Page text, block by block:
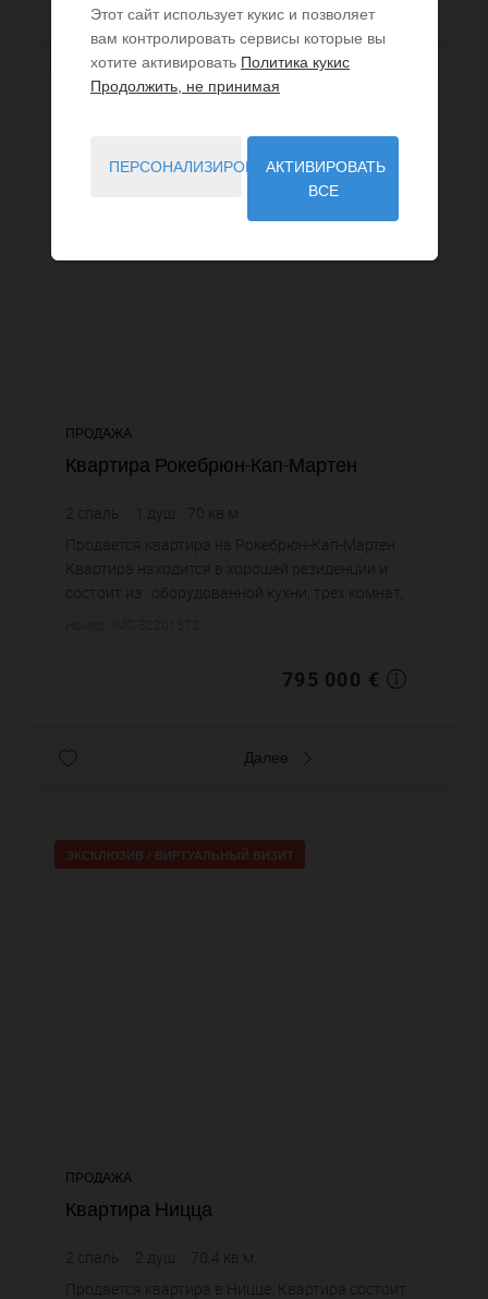
Далее
ПРОДАЖА
Квартира Рокебрюн-Кап-Мартен
2 спаль. душ 70 кв.м.
цена за кв.м.
Продается квартира на Рокебрюн-Кап-Мартен.
Квартира находится в хорошей резиденции и
состоит из : оборудованной кухни, трех комнат,
795 000 €
Далее
ЭКСКЛЮЗИВ / ВИРТУАЛЬНЫЙ ВИЗИТ
ПРОДАЖА
Квартира Ницца
2 спаль. 2 душ. 70,4 кв.м.
Продается квартира в Ницце. Квартира состоит
Этот сайт использует кукис и позволяет
вам контролировать сервисы которые вы
хотите активировать Политика кукис
Продолжить, не принимая
ПЕРСОНАЛИЗИРОВАТЬАКТИВИРОВАТЬ
ВСЕ